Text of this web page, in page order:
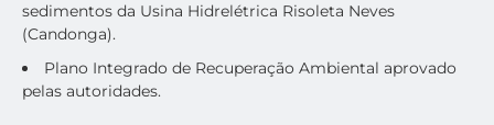
sedimentos da Usina Hidrelétrica Risoleta Neves
(Candonga).
Plano Integrado de Recuperação Ambiental aprovado
pelas autoridades.